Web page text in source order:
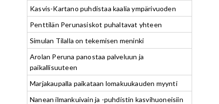
Kasvis-Kartano puhdistaa kaalia ympärivuoden
Penttilän Perunasiskot puhaltavat yhteen
Simulan Tilalla on tekemisen meninki
Arolan Peruna panostaa palveluun ja
paikallisuuteen
Marjakaupalla paikataan lomakuukauden myynti
Nanean ilmankuivain ja -puhdistin kasvihuoneisiin